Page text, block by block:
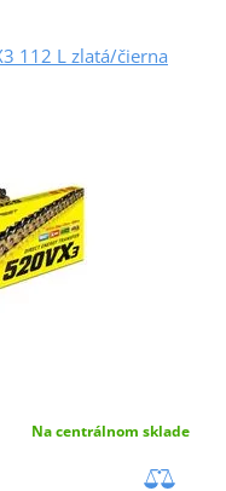
112 L zlatá/čierna
Na centrálnom sklade